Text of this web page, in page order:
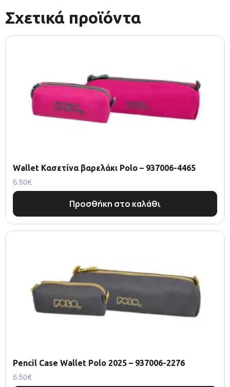
Σχετικά προϊόντα
Wallet Κασετίνα βαρελάκι Polo – 937006-4465
6.50€
Προσθήκη στο καλάθι
Pencil Case Wallet Polo 2025 – 937006-2276
6.50€